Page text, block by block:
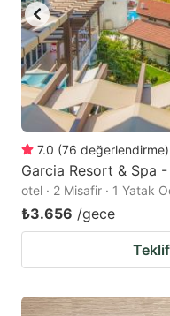
7.0 (76 değerlendirme)
Garcia Resort & Spa
otel · 2 Misafir · 1 Yatak
₺3.656 /gece